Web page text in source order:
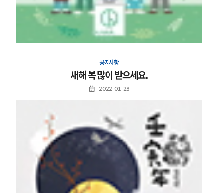
공지사항
새해 복 많이 받으세요.
2022-01-28